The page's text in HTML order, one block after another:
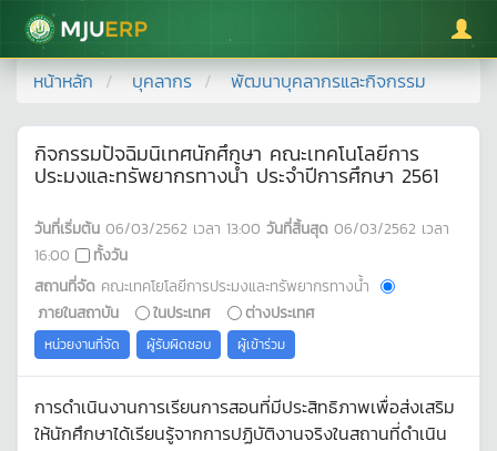
มหาวิทยาลัยแม่โจ้
หน้าหลัก บุคลากร พัฒนาบุคลากรและกิจกรรม
กิจกรรมปัจฉิมนิเทศนักศึกษา คณะเทคโนโลยีการ
ประมงและทรัพยากรทางน้ำ ประจำปีการศึกษา 2561
วันที่เริ่มต้น 06/03/2562 เวลา 13:00 วันที่สิ้นสุด 06/03/2562 เวลา
16:00
ทั้งวัน
สถานที่จัด คณะเทคโยโลยีการประมงและทรัพยากรทางน้ำ
ภายในสถาบัน
ในประเทศ ต่างประเทศ
หน่วยงานที่จัด ผู้รับผิดชอบ ผู้เข้าร่วม
การดำเนินงานการเรียนการสอนที่มีประสิทธิภาพเพื่อส่งเสริม
ให้นักศึกษาได้เรียนรู้จากการปฏิบัติงานจริงในสถานที่ดำเนิน